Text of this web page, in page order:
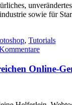
sowie für
, Tutorials
Online-